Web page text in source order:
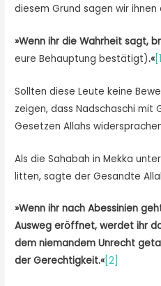
diesem Grund sagen wir
»Wenn ihr die Wahrheit sagt,
eure Behauptung bestätigt).«
Sollten diese Leute keine
zeigen, dass Nadschaschi mit
Gesetzen Allahs
Als die Sahabah in Mekka
litten, sagte der Gesandte
»Wenn ihr nach Abessinien
Ausweg eröffnet, werdet ihr
dem niemandem Unrecht
der Gerechtigkeit.«[2]